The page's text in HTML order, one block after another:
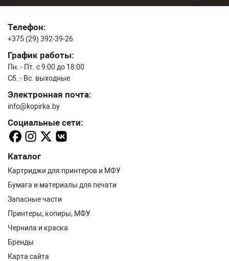
Телефон:
+375 (29) 392-39-26
График работы:
Пн. - Пт. с 9:00 до 18:00
Сб. - Вс. выходные
Электронная почта:
info@kopirka.by
Социальные сети:
Каталог
Картриджи для принтеров и МФУ
Бумага и материалы для печати
Запасные части
Принтеры, копиры, МФУ
Чернила и краска
Бренды
Карта сайта